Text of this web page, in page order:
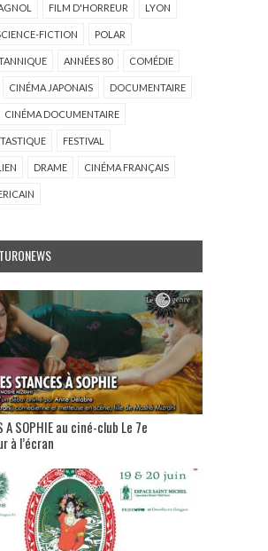
FILM D'HORREUR LYON
FICTION POLAR
ANNÉES 80 COMÉDIE
CINÉMA JAPONAIS DOCUMENTAIRE
CINÉMA DOCUMENTAIRE
FESTIVAL
DRAME CINÉMA FRANÇAIS
A SOPHIE au ciné-club Le 7e
à l’écran